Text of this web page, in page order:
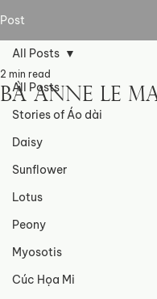
Post
All Posts
Stories of Áo dài
Daisy
Sunflower
Lotus
Peony
Myosotis
Cúc Họa Mi
All Posts
Bà Anne le
2 min read